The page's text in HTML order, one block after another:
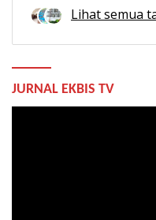
Lihat semua
JURNAL EKBIS TV